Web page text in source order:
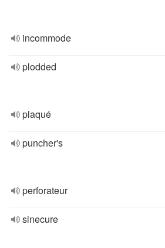
incommode
plodded
plaqué
puncher's
perforateur
sinecure